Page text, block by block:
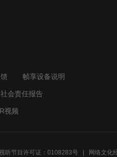
帧享设备说明
会责任报告
视频
听节目许可证：0108283号 网络文化